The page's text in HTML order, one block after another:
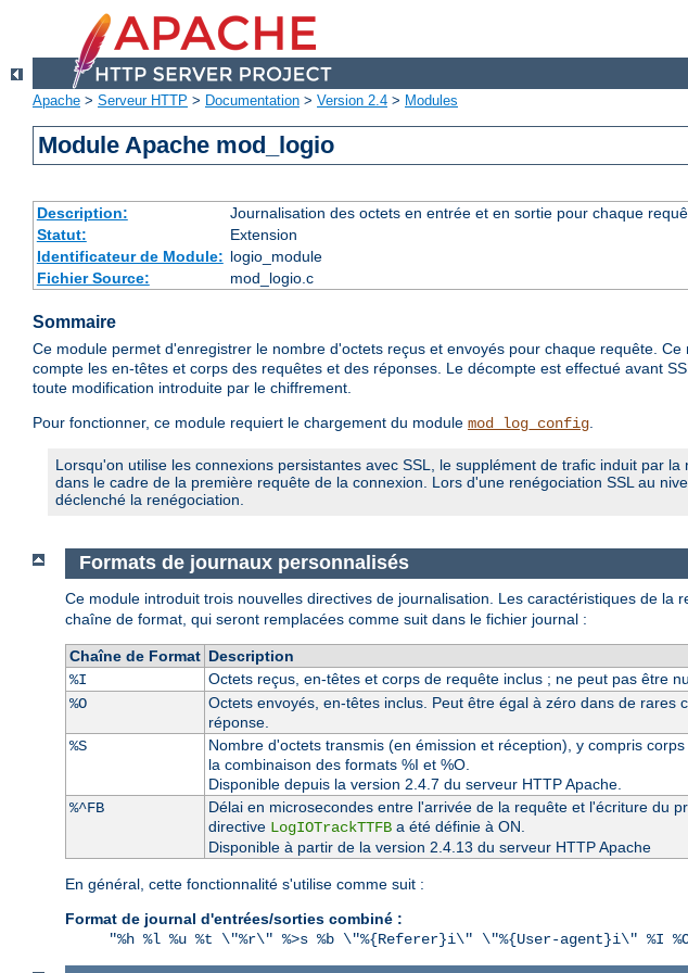
Apache > Serveur HTTP > Documentation > Version 2.4 > Modules
Module Apache mod_logio
Description:
Journalisation des octets en entrée et en sortie pour chaque
Statut:
Extension
Identificateur de Module: logio_module
Fichier Source:
mod_logio.c
Sommaire
Ce module permet d'enregistrer le nombre d'octets reçus et envoyés pour chaque requête.
compte les en-têtes et corps des requêtes et des réponses. Le décompte est effectué avant
toute modification introduite par le chiffrement.
Pour fonctionner, ce module requiert le chargement du module mod_log_config.
Lorsqu'on utilise les connexions persistantes avec SSL, le supplément de trafic induit par
dans le cadre de la première requête de la connexion. Lors d'une renégociation SSL au
déclenché la renégociation.
Formats de journaux personnalisés
Ce module introduit trois nouvelles directives de journalisation. Les caractéristiques de
chaîne de format, qui seront remplacées comme suit dans le fichier journal :
Chaîne de Format Description
%I
Octets reçus, en-têtes et corps de requête inclus ; ne peut pas être
%O
Octets envoyés, en-têtes inclus. Peut être égal à zéro dans de rares
réponse.
%S
Nombre d'octets transmis (en émission et réception), y compris
la combinaison des formats %I et %O.
Disponible depuis la version 2.4.7 du serveur HTTP Apache.
%^FB
Délai en microsecondes entre l'arrivée de la requête et l'écriture du
directive LogIOTrackTTFBa été définie à ON.
Disponible à partir de la version 2.4.13 du serveur HTTP Apache
En général, cette fonctionnalité s'utilise comme suit :
Format de journal d'entrées/sorties combiné :
"%h %l %u %t \"%r\" %>s %b \"%{Referer}i\" \"%{User-agent}i\" %I